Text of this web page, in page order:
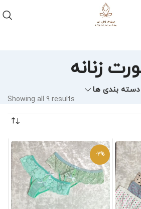
زنانه
دسته بندی ها
Showing all 9 results
-3%